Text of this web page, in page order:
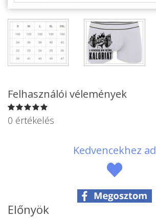
Névnapi ajándékok
Vicces ajándékok
Foglalkozás szerint
Állatos ajándéktárgyak
Felhasználói vélemények
0 értékelés
Kedvencekhez ad
Előnyök